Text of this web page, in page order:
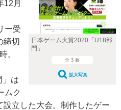
日本ゲーム大賞2020「U18部
門」
全 3 枚
拡大写真
12月
ー受
締切
。
は
ムク
設立した大会。制作したゲー